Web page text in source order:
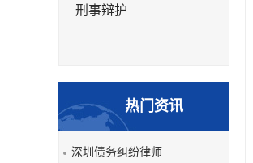
刑事辩护
热门资讯
深圳债务纠纷律师